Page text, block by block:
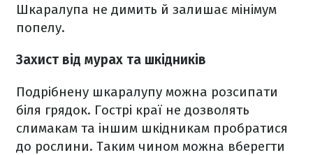
Шкаралупа не димить й залишає мінімум
попелу.
Захист від мурах та шкідників
Подрібнену шкаралупу можна розсипати
біля грядок. Гострі краї не дозволять
слимакам та іншим шкідникам пробратися
до рослини. Таким чином можна вберегти